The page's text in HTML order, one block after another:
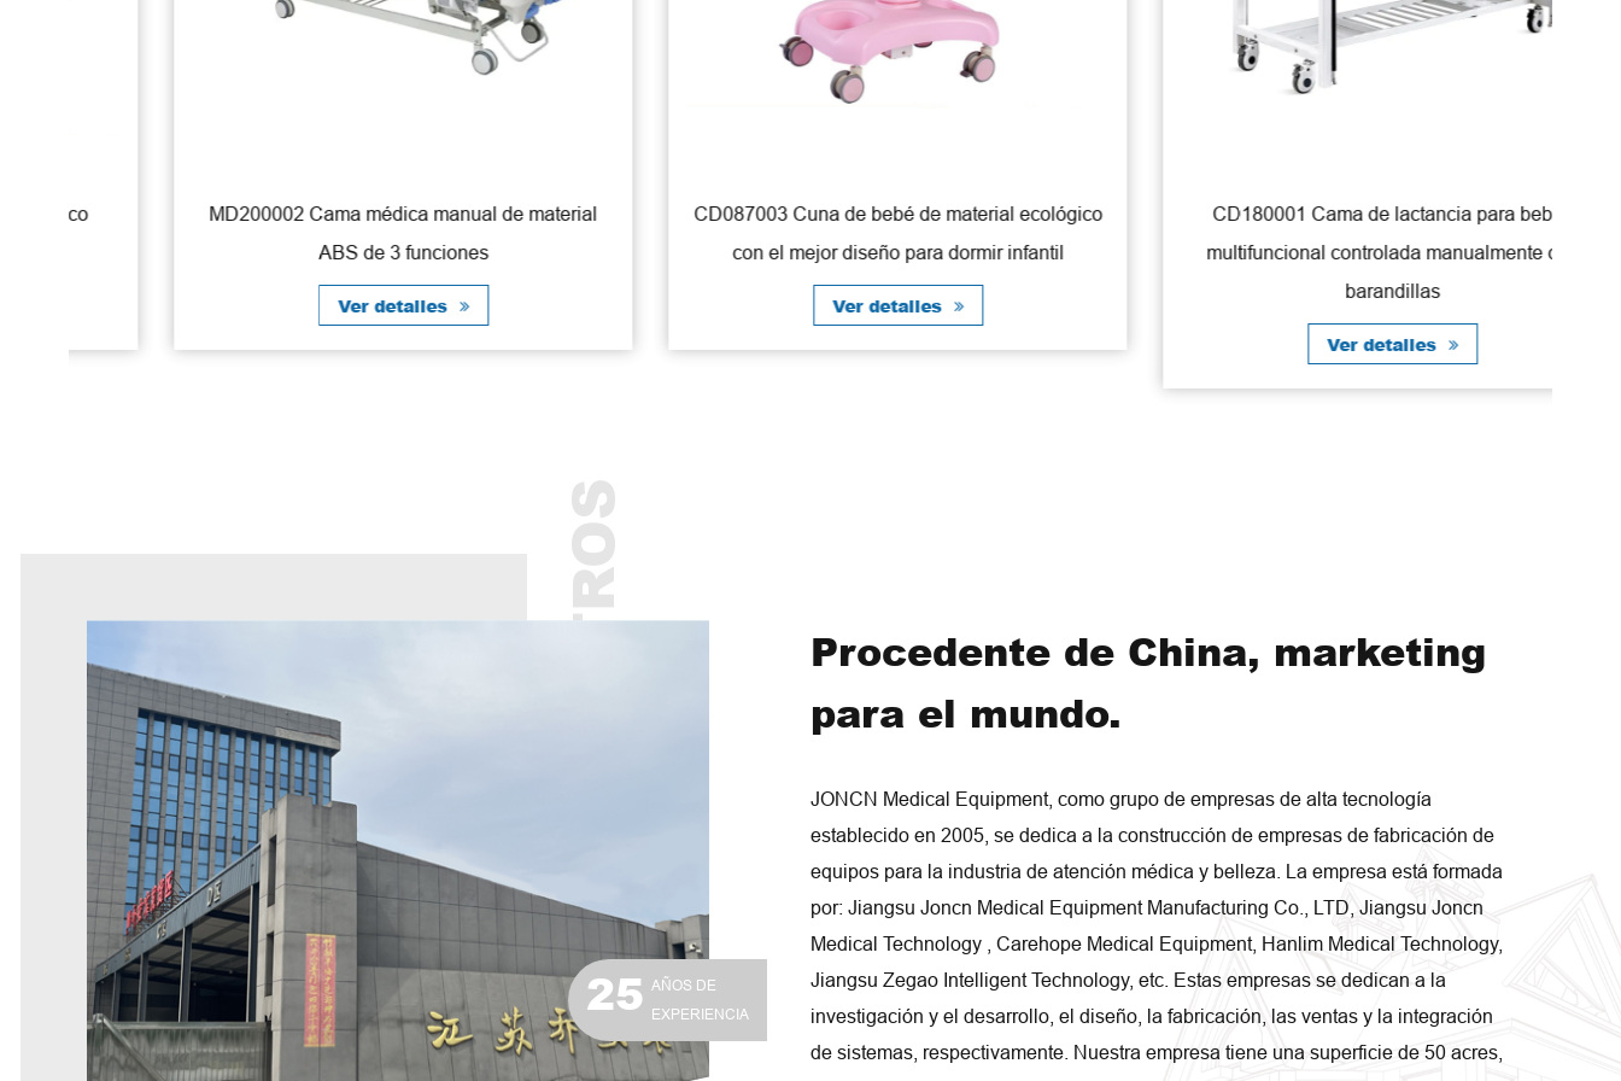
MD200002 Cama médica manual de material
ABS de 3 funciones
Ver detalles
CD087003 Cuna de bebé de material ecológico
con el mejor diseño para dormir infantil
Ver detalles
CD180001 Cama de lactancia para bebés
multifuncional controlada manualmente con
barandillas
Ver detalles
SOBRE NOSOTROS
25 AÑOS DE
EXPERIENCIA
Procedente de China, marketing
para el mundo.
JONCN Medical Equipment, como grupo de empresas de alta tecnología
establecido en 2005, se dedica a la construcción de empresas de fabricación de
equipos para la industria de atención médica y belleza. La empresa está formada
por: Jiangsu Joncn Medical Equipment Manufacturing Co., LTD, Jiangsu Joncn
Medical Technology , Carehope Medical Equipment, Hanlim Medical Technology,
Jiangsu Zegao Intelligent Technology, etc. Estas empresas se dedican a la
investigación y el desarrollo, el diseño, la fabricación, las ventas y la integración
de sistemas, respectivamente. Nuestra empresa tiene una superficie de 50 acres,